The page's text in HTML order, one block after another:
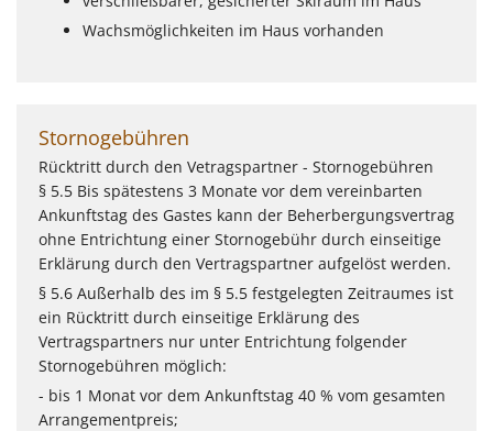
Wachsmöglichkeiten im Haus vorhanden
Stornogebühren
Rücktritt durch den Vetragspartner - Stornogebühren
§ 5.5 Bis spätestens 3 Monate vor dem vereinbarten
Ankunftstag des Gastes kann der Beherbergungsvertrag
ohne Entrichtung einer Stornogebühr durch einseitige
Erklärung durch den Vertragspartner aufgelöst werden.
§ 5.6 Außerhalb des im § 5.5 festgelegten Zeitraumes ist
ein Rücktritt durch einseitige Erklärung des
Vertragspartners nur unter Entrichtung folgender
Stornogebühren möglich:
- bis 1 Monat vor dem Ankunftstag 40 % vom gesamten
Arrangementpreis;